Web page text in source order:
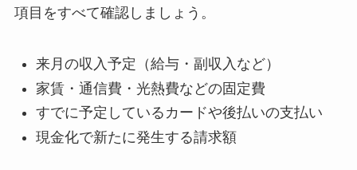
項目をすべて確認しましょう。
来月の収入予定（給与・副収入など）
家賃・通信費・光熱費などの固定費
すでに予定しているカードや後払いの支払い
現金化で新たに発生する請求額